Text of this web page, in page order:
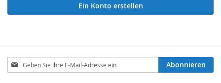
Ein Konto erstellen
Melden
Sie
Abonnieren